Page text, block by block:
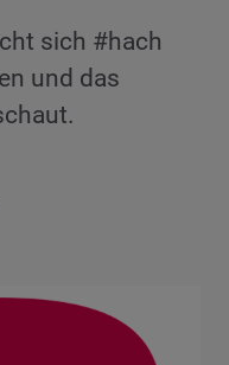
sich #hach
und das